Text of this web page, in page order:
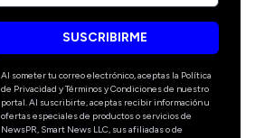
SUSCRIBIRME
Al someter tu correo electrónico, aceptas la Política
de Privacidad y Términos y Condiciones de nuestro
portal. Al suscribirte, aceptas recibir información u
ofertas especiales de productos o servicios de
NewsPR, Smart News LLC, sus afiliadas o de